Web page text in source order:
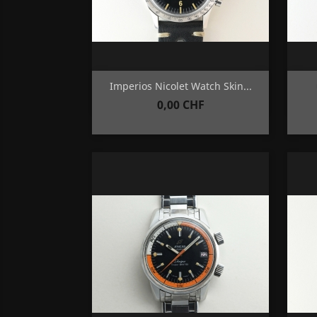
Imperios Nicolet Watch Skin...
Prix
0,00 CHF
Aperçu rapide